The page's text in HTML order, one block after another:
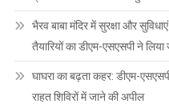
भैरव बाबा मंदिर में सुरक्षा और
तैयारियों का डीएम-एसएसपी ने लिया
घाघरा का बढ़ता कहर: डीएम-
राहत शिविरों में जाने की अपील